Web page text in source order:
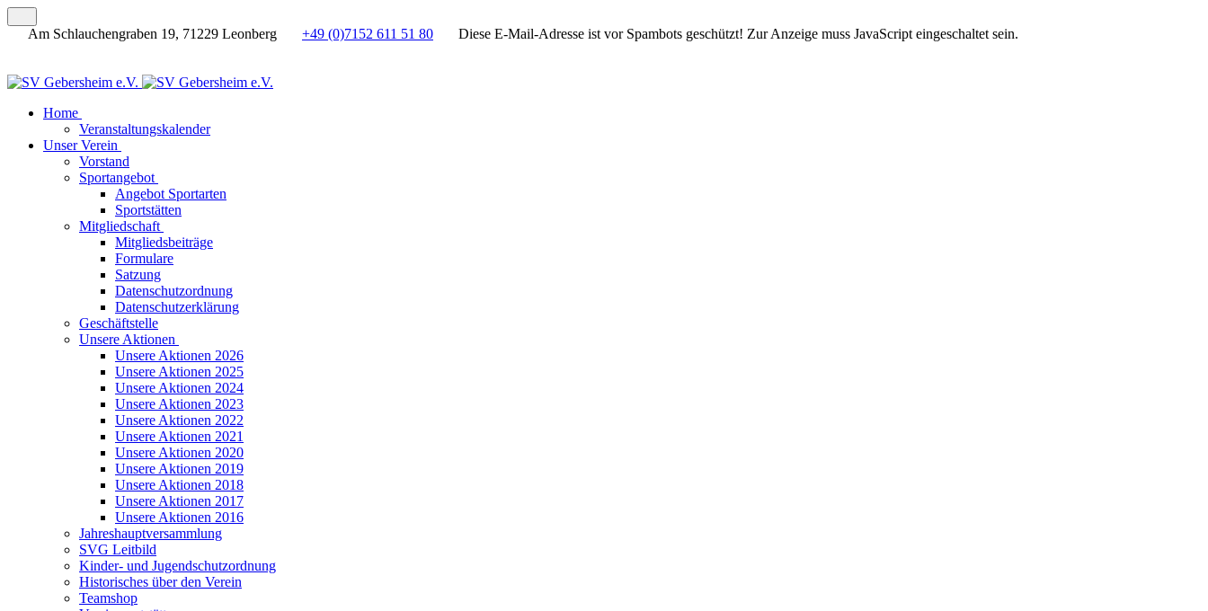
Am Schlauchengraben 19, 71229 Leonberg +49 (0)7152 611 51 80 Diese E-Mail-Adresse ist vor Spambots geschützt! Zur Anzeige muss JavaScript eingeschaltet sein.
Home
Veranstaltungskalender
Unser Verein
Vorstand
Sportangebot
Angebot Sportarten
Sportstätten
Mitgliedschaft
Mitgliedsbeiträge
Formulare
Satzung
Datenschutzordnung
Datenschutzerklärung
Geschäftstelle
Unsere Aktionen
Unsere Aktionen 2026
Unsere Aktionen 2025
Unsere Aktionen 2024
Unsere Aktionen 2023
Unsere Aktionen 2022
Unsere Aktionen 2021
Unsere Aktionen 2020
Unsere Aktionen 2019
Unsere Aktionen 2018
Unsere Aktionen 2017
Unsere Aktionen 2016
Jahreshauptversammlung
SVG Leitbild
Kinder- und Jugendschutzordnung
Historisches über den Verein
Teamshop